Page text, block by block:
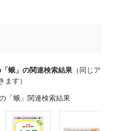
蛾」の関連検索結果 （同じア
ます）
「蛾」関連検索結果